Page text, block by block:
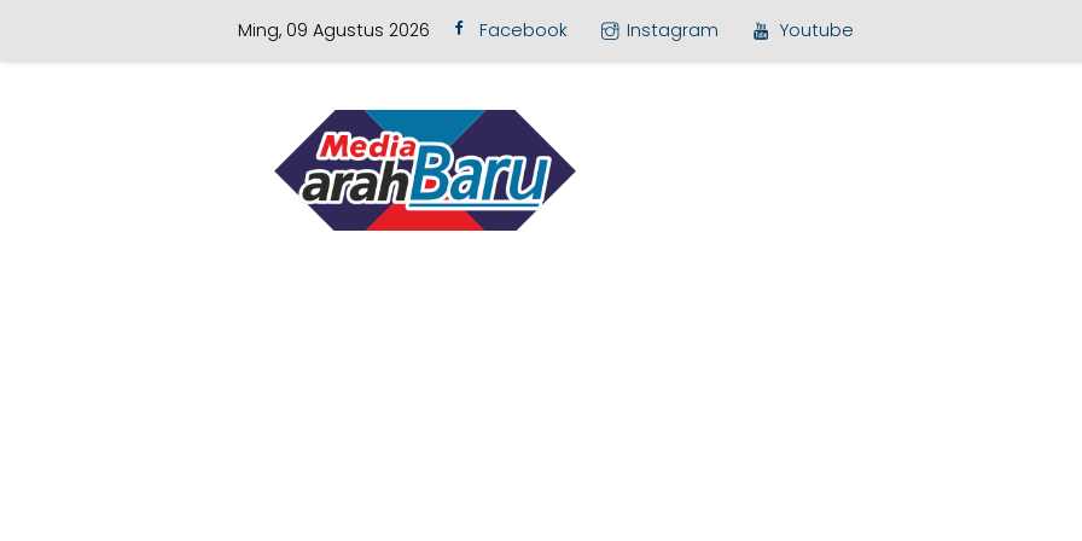
Ming, 09 Agustus 2026 Facebook Instagram Youtube